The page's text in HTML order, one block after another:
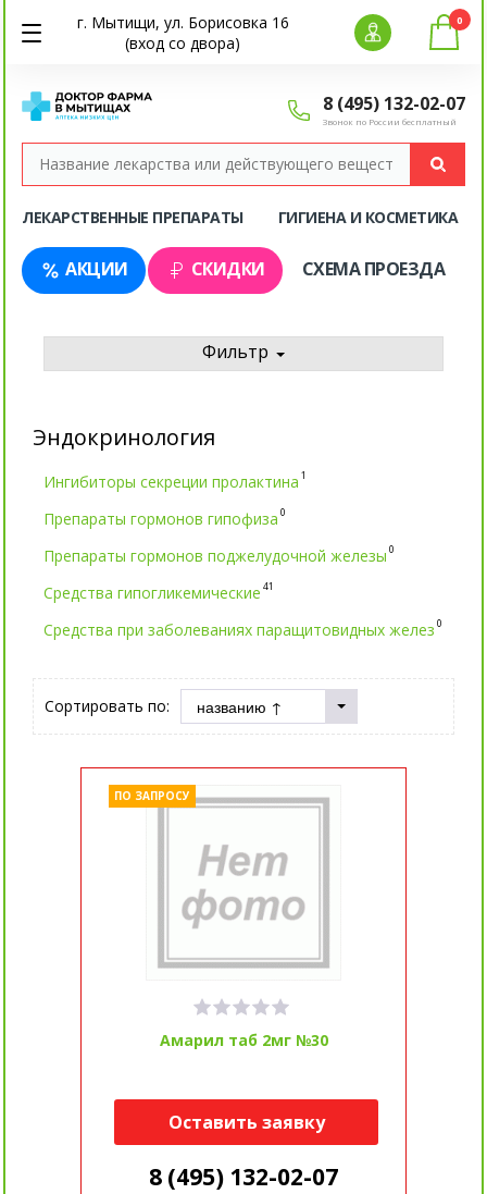
г. Мытищи, ул. Борисовка 16
(вход со двора)
8 (495) 132-02-07
Звонок по России бесплатный
0
ЛЕКАРСТВЕННЫЕ ПРЕПАРАТЫ ГИГИЕНА И КОСМЕТИКА
АКЦИИ СКИДКИ СХЕМА ПРОЕЗДА
Фильтр
Эндокринология
Ингибиторы секреции пролактина 1
Препараты гормонов гипофиза 0
Препараты гормонов поджелудочной железы 0
Средства гипогликемические 41
Средства при заболеваниях паращитовидных желез 0
Сортировать по:
Амарил таб 2мг №30
ПО ЗАПРОСУ
Оставить заявку
8 (495) 132-02-07